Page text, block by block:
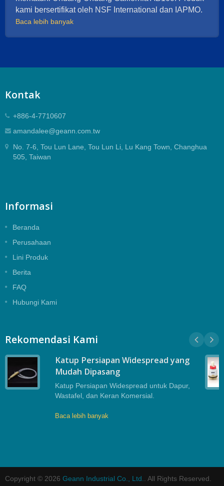
kami bersertifikat oleh NSF International dan IAPMO.
Baca lebih banyak
Kontak
+886-4-7710607
amandalee@geann.com.tw
No. 7-6, Tou Lun Lane, Tou Lun Li, Lu Kang Town, Changhua
505, Taiwan
Informasi
Beranda
Perusahaan
Lini Produk
Berita
FAQ
Hubungi Kami
Rekomendasi Kami
Katup Persiapan Widespread yang
Mudah Dipasang
Katup Persiapan Widespread untuk Dapur,
Wastafel, dan Keran Komersial.
Baca lebih banyak
Copyright © 2026 Geann Industrial Co., Ltd. . All Rights Reserved.